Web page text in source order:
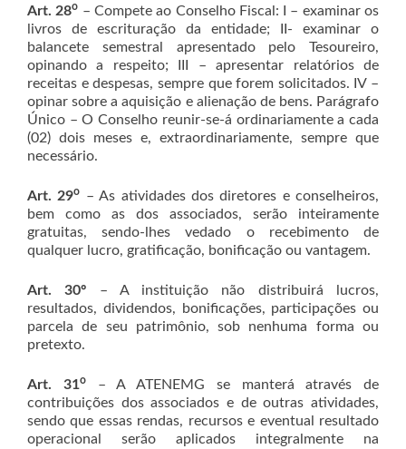
Art. 28o – Compete ao Conselho Fiscal: I – examinar os
livros de escrituração da entidade; II- examinar o
balancete semestral apresentado pelo Tesoureiro,
opinando a respeito; III – apresentar relatórios de
receitas e despesas, sempre que forem solicitados. IV –
opinar sobre a aquisição e alienação de bens. Parágrafo
Único – O Conselho reunir-se-á ordinariamente a cada
(02) dois meses e, extraordinariamente, sempre que
necessário.
Art. 29o
– As atividades dos diretores e conselheiros,
bem como as dos associados, serão inteiramente
gratuitas, sendo-lhes vedado o recebimento de
qualquer lucro, gratificação, bonificação ou vantagem.
Art. 30º – A instituição não distribuirá lucros,
resultados, dividendos, bonificações, participações ou
parcela de seu patrimônio, sob nenhuma forma ou
pretexto.
Art. 31o– A ATENEMG se manterá através de
contribuições dos associados e de outras atividades,
sendo que essas rendas, recursos e eventual resultado
operacional serão aplicados integralmente na